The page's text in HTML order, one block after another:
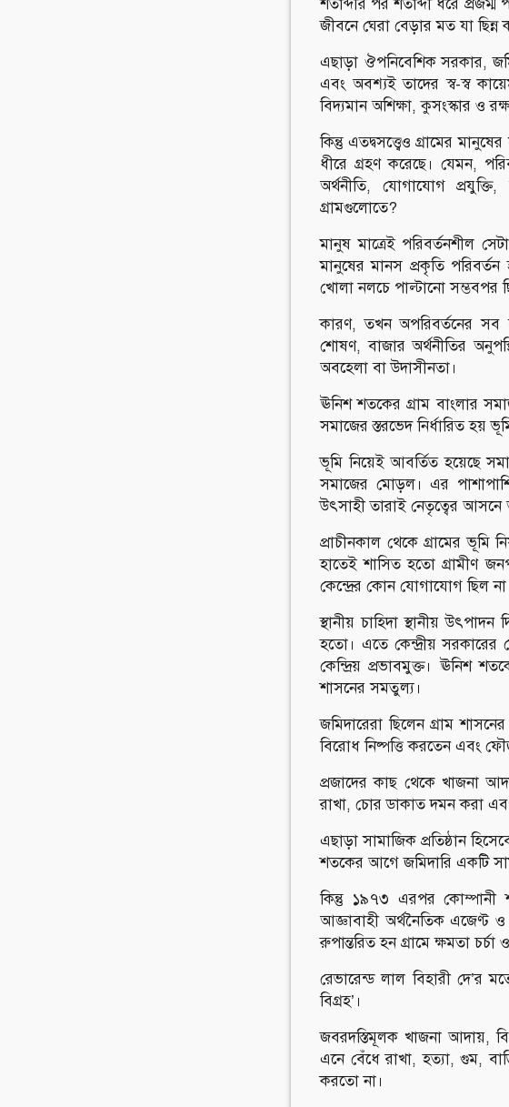
শতাব্দীর পর শতাব্দী ধরে
জীবনে ঘেরা বেড়ার মত যা ছিন্ন
এছাড়া ঔপনিবেশিক সরকার,
এবং অবশ্যই তাদের স্ব-স্ব
বিদ্যমান অশিক্ষা, কুসংস্কার ও
কিন্তু এতদ্বসত্ত্বেও গ্রামের
ধীরে গ্রহণ করেছে। যেমন,
অর্থনীতি, যোগাযোগ
গ্রামগুলোতে?
মানুষ মাত্রেই পরিবর্তনশীল
মানুষের মানস প্রকৃতি
খোলা নলচে পাল্টানো সম্ভবপর
কারণ, তখন অপরিবর্তনের সব
শোষণ, বাজার অর্থনীতির
অবহেলা বা উদাসীনতা।
ঊনিশ শতকের গ্রাম বাংলার
সমাজের স্তরভেদ নির্ধারিত হয়
ভূমি নিয়েই আবর্তিত হয়েছে
সমাজের মোড়ল। এর
উৎসাহী তারাই নেতৃত্বের আসনে
প্রাচীনকাল থেকে গ্রামের ভূমি
হাতেই শাসিত হতো গ্রামীণ
কেন্দ্রের কোন যোগাযোগ ছিল
স্থানীয় চাহিদা স্থানীয়
হতো। এতে কেন্দ্রীয়
কেন্দ্রিয় প্রভাবমুক্ত। ঊনিশ
শাসনের সমতুল্য।
জমিদারেরা ছিলেন গ্রাম
বিরোধ নিষ্পত্তি করতেন এবং
প্রজাদের কাছ থেকে খাজনা
রাখা, চোর ডাকাত দমন করা
এছাড়া সামাজিক প্রতিষ্ঠান
শতকের আগে জমিদারি একটি
কিন্তু ১৯৭৩ এরপর কোম্পানী
আজ্ঞাবাহী অর্থনৈতিক এজেণ্ট ও
রুপান্তরিত হন গ্রামে ক্ষমতা
রেভারেন্ড লাল বিহারী দে’র
বিগ্রহ’।
জবরদস্তিমূলক খাজনা আদায়,
এনে বেঁধে রাখা, হত্যা, গুম,
করতো না।